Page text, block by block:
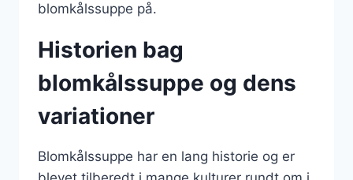
blomkålssuppe på.
Historien bag
blomkålssuppe og dens
variationer
Blomkålssuppe har en lang historie og er